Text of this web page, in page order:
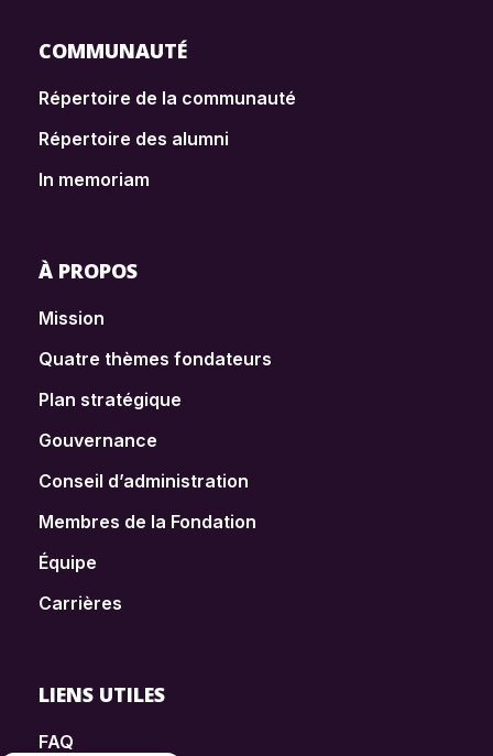
COMMUNAUTÉ
Répertoire de la communauté
Répertoire des alumni
In memoriam
À PROPOS
Mission
Quatre thèmes fondateurs
Plan stratégique
Gouvernance
Conseil d’administration
Membres de la Fondation
Équipe
Carrières
LIENS UTILES
FAQ